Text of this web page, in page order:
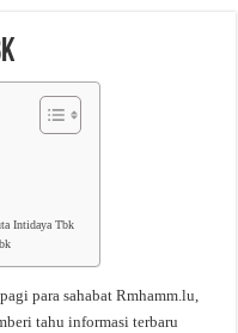
Intidaya Tbk
para sahabat Rmhamm.lu,
tahu informasi terbaru